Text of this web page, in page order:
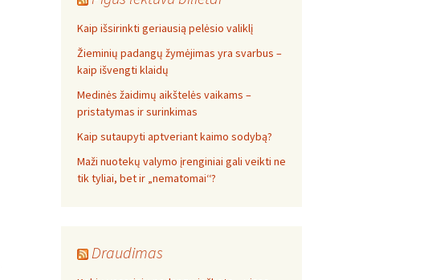
Kaip išsirinkti geriausią pelėsio valiklį
Žieminių padangų žymėjimas yra svarbus –
kaip išvengti klaidų
Medinės žaidimų aikštelės vaikams –
pristatymas ir surinkimas
Kaip sutaupyti aptveriant kaimo sodybą?
Maži nuotekų valymo įrenginiai gali veikti ne
tik tyliai, bet ir „nematomai‘‘?
Draudimas